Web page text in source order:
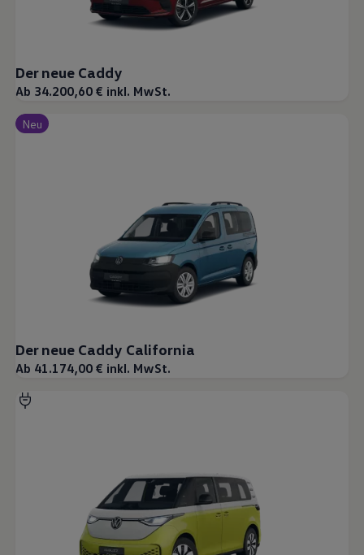
Der neue Caddy
Ab 34.200,60 € inkl. MwSt.
Neu
Der neue Caddy California
Ab 41.174,00 € inkl. MwSt.